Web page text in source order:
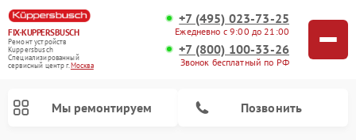
FIX-KUPPERSBUSCH
Ремонт устройств
Kuppersbusch
Специализированный
cервисный центр г.Москва
+7 (495) 023-73-25
Ежедневно с 9:00 до 21:00
+7 (800) 100-33-26
Звонок бесплатный по РФ
Мы ремонтируем Позвонить